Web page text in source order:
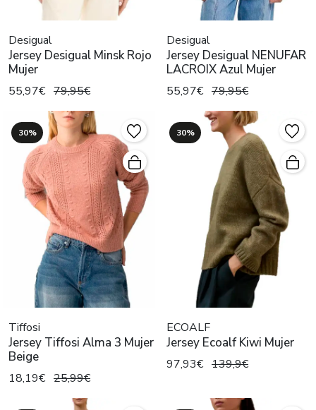
Desigual
Jersey Desigual Minsk Rojo
Mujer
55,97€ 79,95€
Desigual
Jersey Desigual NENUFAR
LACROIX Azul Mujer
55,97€ 79,95€
30%
Tiffosi
Jersey Tiffosi Alma 3 Mujer
Beige
18,19€ 25,99€
30%
ECOALF
Jersey Ecoalf Kiwi Mujer
97,93€ 139,9€